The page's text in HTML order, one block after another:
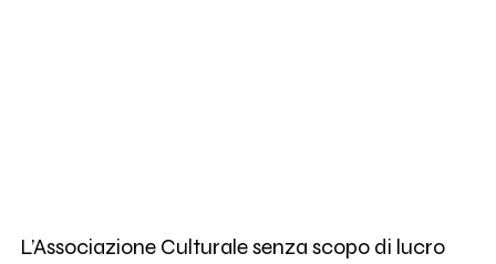
L’Associazione Culturale senza scopo di lucro